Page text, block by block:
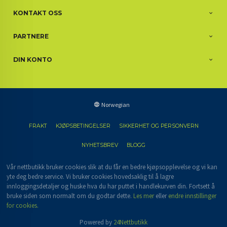
KONTAKT OSS
PARTNERE
DIN KONTO
Norwegian
FRAKT KJØPSBETINGELSER SIKKERHET OG PERSONVERN
NYHETSBREV BLOGG
Vår nettbutikk bruker cookies slik at du får en bedre kjøpsopplevelse og vi kan
yte deg bedre service. Vi bruker cookies hovedsaklig til å lagre
innloggingsdetaljer og huske hva du har puttet i handlekurven din. Fortsett å
bruke siden som normalt om du godtar dette. Les merellerendre innstillinger
for cookies.
Powered by 24Nettbutikk